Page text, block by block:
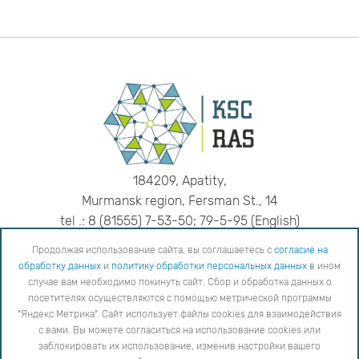
Продолжая использование сайта, вы соглашаетесь с согласие на
обработку данных и политику обработки персональных данных в ином
случае вам необходимо покинуть сайт. Сбор и обработка данных о
посетителях осуществляются с помощью метрической программы
"Яндекс Метрика". Сайт использует файлы cookies для взаимодействия
с вами. Вы можете согласиться на использование cookies или
заблокировать их использование, изменив настройки вашего
184209, Apatity,
Murmansk region, Fersman St., 14
tel .: 8 (81555) 7-53-50; 79-5-95 (English)
e-mail:admin@admksc.apatity.ru
Продолжая использование сайта, вы соглашаетесь с согласие на обработку данных
обработки персональных данных
в ином случае вам необходимо покинуть сайт. Сбор и обработка
данных о посетителях осуществляются с помощью метрической программы "Яндекс Метрика".
Сайт использует файлы cookies для взаимодействия с вами. Вы можете согласиться на
использование cookies или заблокировать их использование, изменив настройки вашего интернет-